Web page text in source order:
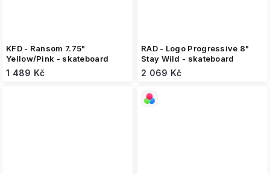
KFD - Ransom 7.75"
Yellow/Pink - skateboard
1 489 Kč
RAD - Logo Progressive 8"
Stay Wild - skateboard
2 069 Kč